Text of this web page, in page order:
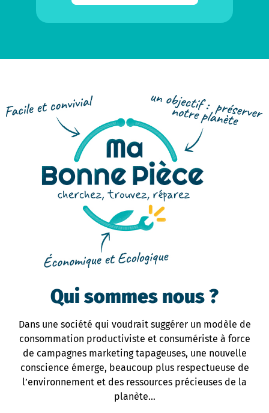
Qui sommes nous ?
Dans une société qui voudrait suggérer un modèle de
consommation productiviste et consumériste à force
de campagnes marketing tapageuses, une nouvelle
conscience émerge, beaucoup plus respectueuse de
l’environnement et des ressources précieuses de la
planète…